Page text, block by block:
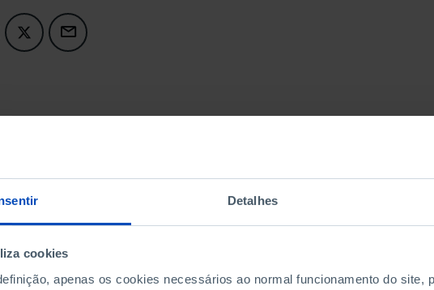
Detalhes
cookies
apenas os cookies necessários ao normal funcionamento do site,